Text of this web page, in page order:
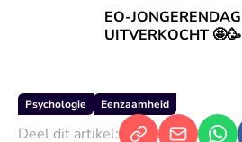
EO-
UITVERKOCHT 🤩🥳
EO-JONGERENDAG 2022 IS
Psychologie Eenzaamheid
Deel dit artikel: